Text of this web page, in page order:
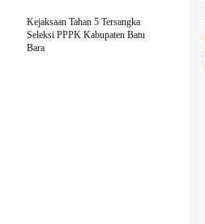
Kejaksaan Tahan 5 Tersangka
Seleksi PPPK Kabupaten Batu
Bara